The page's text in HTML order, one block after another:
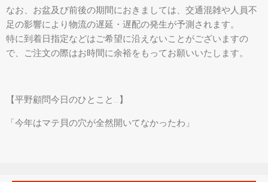
なお、お盆及び前後の期間におきましては、交通混雑や人員不
足の影響により物流の遅延・遅配の発生が予測されます。
特に到着日指定などはご希望に沿えないことがございますの
で、ご注文の際はお時間に余裕をもってお願いいたします。
【平野顧問今日のひとこと…】
「今年はマテ貝の穴が全然開いてなかったわ」